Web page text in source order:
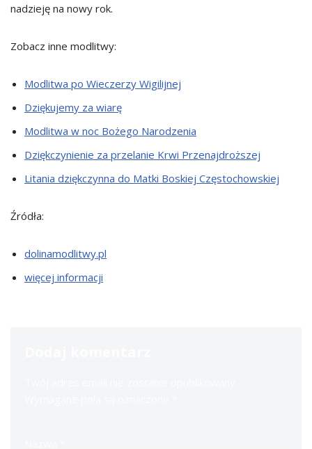
nadzieję na nowy rok.
Zobacz inne modlitwy:
Modlitwa po Wieczerzy Wigilijnej
Dziękujemy za wiarę
Modlitwa w noc Bożego Narodzenia
Dziękczynienie za przelanie Krwi Przenajdroższej
Litania dziękczynna do Matki Boskiej Częstochowskiej
Źródła:
dolinamodlitwy.pl
więcej informacji